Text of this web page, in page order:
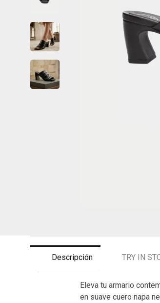
Descripción TRY IN
Eleva tu armario
en suave cuero napa